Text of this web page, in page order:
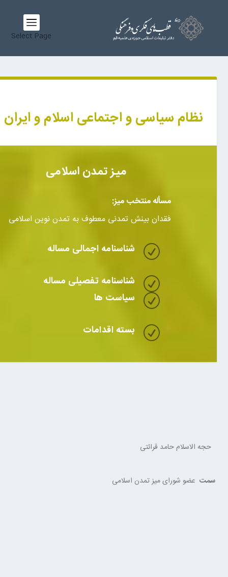
Select Page
نظام سیاسی و اجتماعی اسلام و ایران
میز تمدن اسلامی
مسأله منتخب میز:
فقدان بینش تمدنی معطوف به تمدن نوین اسلامی
R شناسنامه اجمالی مساله
R شناسنامه تفصیلی مساله
R سیاست ها
R بسته اقدامات
حجه الاسلام حامد قرائتی
سمت عضو شورای میز تمدن اسلامی